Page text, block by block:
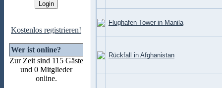
Kostenlos registrieren!
Wer ist online?
Zur Zeit sind 115 Gäste
und 0 Mitglieder
online.
Flughafen-Tower in Manila
Rückfall in Afghanistan